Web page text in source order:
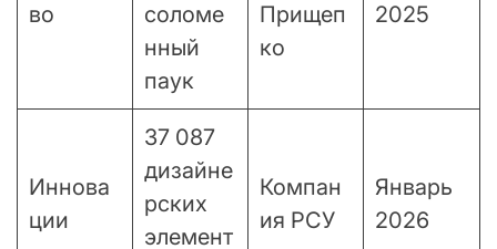
во
соломе
нный
паук
Прищеп
ко
2025
Иннова
ции
37 087
дизайне
рских
элемент
Компан
ия РСУ
Январь
2026